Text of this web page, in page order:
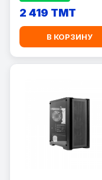
2 419 TMT
В КОРЗИНУ